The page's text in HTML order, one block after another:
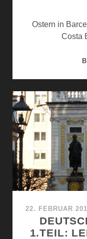
Ostern in
Costa
22. FEBRUAR
1.TEIL: